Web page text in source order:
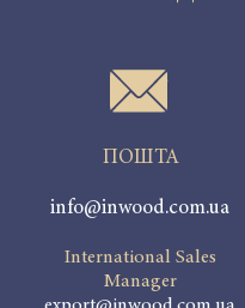
ПОШТА
info@inwood.com.ua
International Sales
Manager